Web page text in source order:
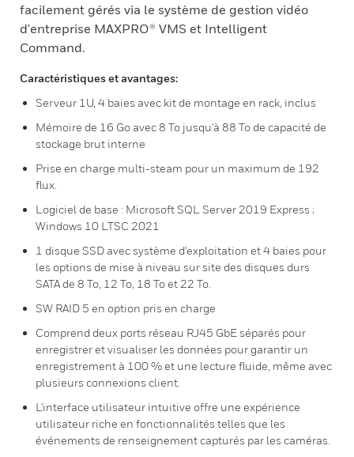
facilement gérés via le système de gestion vidéo
d'entreprise MAXPRO® VMS et Intelligent
Command.
Caractéristiques et avantages:
Serveur 1U, 4 baies avec kit de montage en rack, inclus
Mémoire de 16 Go avec 8 To jusqu'à 88 To de capacité de
stockage brut interne
Prise en charge multi-steam pour un maximum de 192
flux.
Logiciel de base : Microsoft SQL Server 2019 Express ;
Windows 10 LTSC 2021
1 disque SSD avec système d'exploitation et 4 baies pour
les options de mise à niveau sur site des disques durs
SATA de 8 To, 12 To, 18 To et 22 To.
SW RAID 5 en option pris en charge
Comprend deux ports réseau RJ45 GbE séparés pour
enregistrer et visualiser les données pour garantir un
enregistrement à 100 % et une lecture fluide, même avec
plusieurs connexions client.
L'interface utilisateur intuitive offre une expérience
utilisateur riche en fonctionnalités telles que les
événements de renseignement capturés par les caméras.